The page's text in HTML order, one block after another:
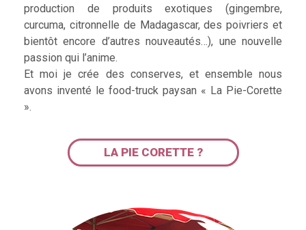
production de produits exotiques (gingembre,
curcuma, citronnelle de Madagascar, des poivriers et
bientôt encore d’autres nouveautés…), une nouvelle
passion qui l’anime.
Et moi je crée des conserves, et ensemble nous
avons inventé le food-truck paysan « La Pie-Corette
».
LA PIE CORETTE ?